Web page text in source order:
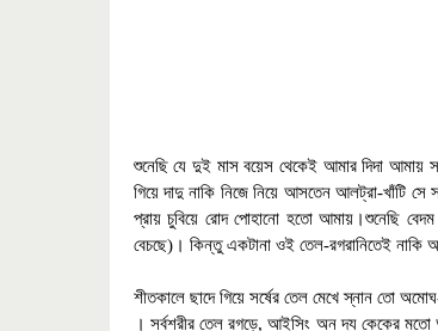
শুনেছি যে দুই মাস বয়েস থেকেই আমার দিদা আমায়
গিয়ে দাদু নাকি নিজে নিয়ে আসতেন আলট্রা-খাঁটি সে
প্রায় চুবিয়ে রোদ পোহানো হতো আমায়।শুনেছি
বেচছে)। কিন্তু একটানা ওই তেল-রগরানিতেই নাকি
শীতকালে ছাদে গিয়ে সর্ষের তেল মেখে স্নান তো
। সর্বশরীর তেল রগড়ে, আইসিং অন দ্য কেকের মতো